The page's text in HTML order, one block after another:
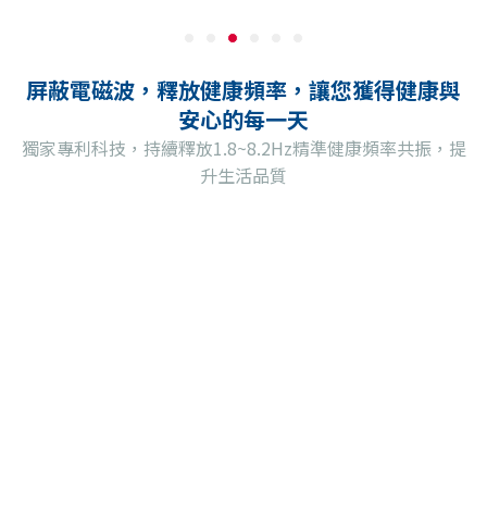
屏蔽電磁波，釋放健康頻率，讓您獲得健康與
安心的每一天
獨家專利科技，持續釋放1.8~8.2Hz精準健康頻率共振，提
升生活品質